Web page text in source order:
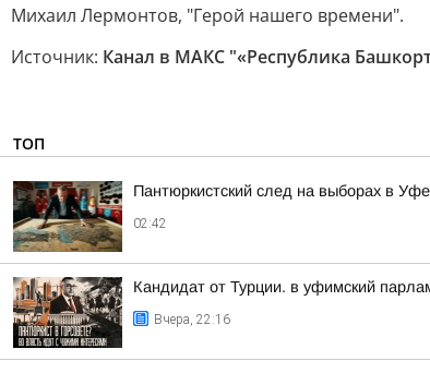
Михаил Лермонтов, "Герой нашего времени".
Источник: Канал в МАКС "«Республика
ТОП
Пантюркистский след на выборах в Уфе
02:42
Кандидат от Турции. в уфимский
Вчера, 22:16